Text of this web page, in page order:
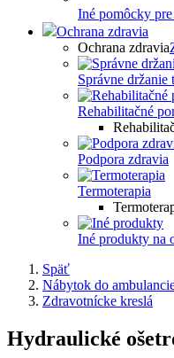
Iné pomôcky
Ochrana zdravia
Ochrana zdravia
Správne držanie
Rehabilitačné
Podpora zdravia
Termoterapia
Iné produkty na
Späť
Nábytok do
Zdravotnícke kreslá
Hydraulické